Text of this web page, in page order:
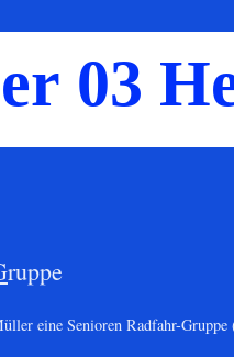
03
ruppe
eine Senioren Radfahr-